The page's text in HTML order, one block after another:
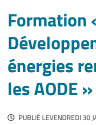
Formation
énergies
les AODE »
PUBLIÉ LEVENDREDI 30